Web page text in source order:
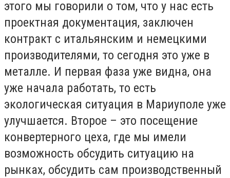
этого мы говорили о том, что у нас есть
проектная документация, заключен
контракт с итальянским и немецкими
производителями, то сегодня это уже в
металле. И первая фаза уже видна, она
уже начала работать, то есть
экологическая ситуация в Мариуполе уже
улучшается. Второе – это посещение
конвертерного цеха, где мы имели
возможность обсудить ситуацию на
рынках, обсудить сам производственный